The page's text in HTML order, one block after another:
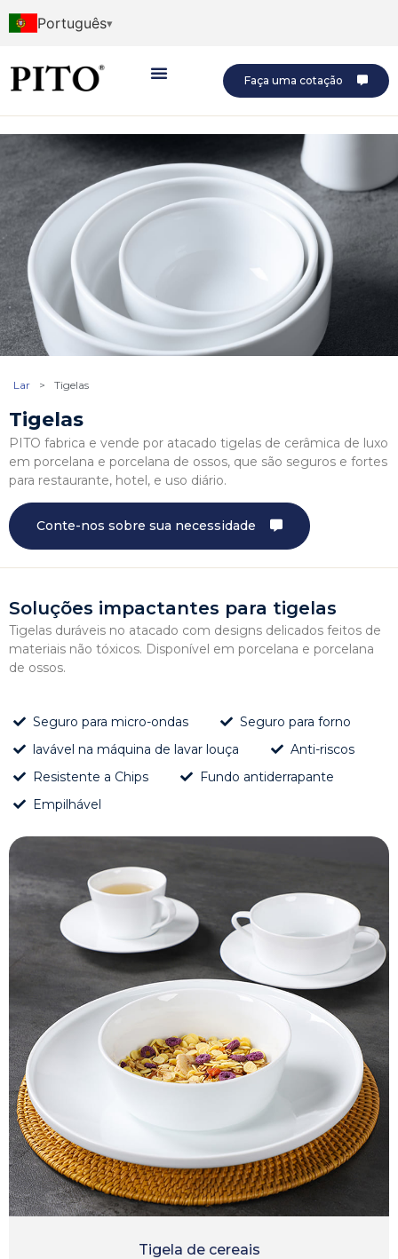
Português
Faça uma cotação
Lar > Tigelas
Tigelas
PITO fabrica e vende por atacado tigelas de cerâmica de luxo
em porcelana e porcelana de ossos, que são seguros e fortes
para restaurante, hotel, e uso diário.
Conte-nos sobre sua necessidade
Soluções impactantes para tigelas
Tigelas duráveis ​​no atacado com designs delicados feitos de
materiais não tóxicos. Disponível em porcelana e porcelana
de ossos.
Seguro para micro-ondas
Seguro para forno
lavável na máquina de lavar louça
Anti-riscos
Resistente a Chips
Fundo antiderrapante
Empilhável
Tigela de cereais